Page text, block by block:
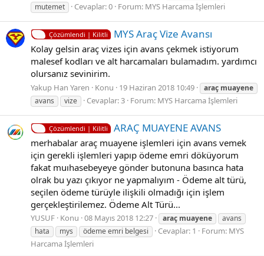
mutemet
Cevaplar: 0 Forum: MYS Harcama İşlemleri
Çözümlendi | Kilitli MYS Araç Vize Avansı
Kolay gelsin araç vizes için avans çekmek istiyorum
malesef kodları ve alt harcamaları bulamadım. yardımcı
olursanız sevinirim.
Yakup Han Yaren Konu 19 Haziran 2018 10:49 araç muayene
avans
vize Cevaplar: 3 Forum: MYS Harcama İşlemleri
Çözümlendi | Kilitli ARAÇ MUAYENE AVANS
merhabalar araç muayene işlemleri için avans vemek
için gerekli işlemleri yapıp ödeme emri döküyorum
fakat muıhasebeyeye gönder butonuna basınca hata
olrak bu yazı çıkıyor ne yapmalıyım - Ödeme alt türü,
seçilen ödeme türüyle ilişkili olmadığı için işlem
gerçekleştirilemez. Ödeme Alt Türü...
YUSUF Konu 08 Mayıs 2018 12:27 araç muayene
avans
hata
mys ödeme emri belgesi Cevaplar: 1 Forum: MYS
Harcama İşlemleri